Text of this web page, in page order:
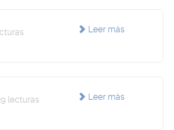
Leer más
Leer más
lecturas